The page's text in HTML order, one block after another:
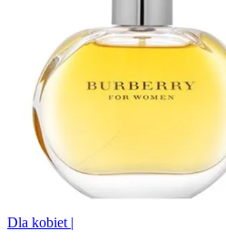
Dla kobiet |